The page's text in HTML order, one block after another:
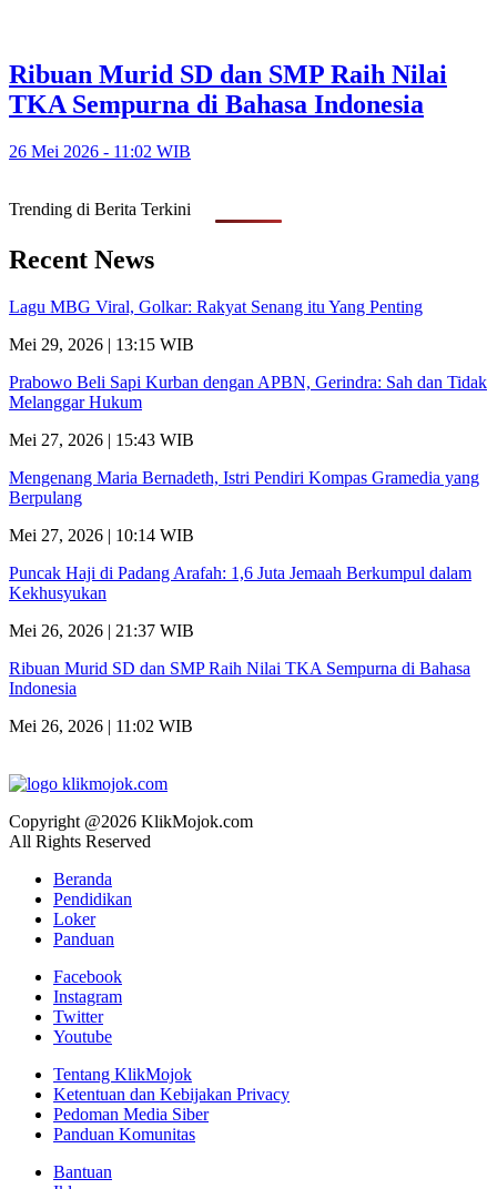
Ribuan Murid SD dan SMP Raih Nilai
TKA Sempurna di Bahasa Indonesia
26 Mei 2026 - 11:02 WIB
Trending di Berita Terkini
Recent News
Lagu MBG Viral, Golkar: Rakyat Senang itu Yang Penting
Mei 29, 2026 | 13:15 WIB
Prabowo Beli Sapi Kurban dengan APBN, Gerindra: Sah dan Tidak
Melanggar Hukum
Mei 27, 2026 | 15:43 WIB
Mengenang Maria Bernadeth, Istri Pendiri Kompas Gramedia yang
Berpulang
Mei 27, 2026 | 10:14 WIB
Puncak Haji di Padang Arafah: 1,6 Juta Jemaah Berkumpul dalam
Kekhusyukan
Mei 26, 2026 | 21:37 WIB
Ribuan Murid SD dan SMP Raih Nilai TKA Sempurna di Bahasa
Indonesia
Mei 26, 2026 | 11:02 WIB
Copyright @2026 KlikMojok.com
All Rights Reserved
Beranda
Pendidikan
Loker
Panduan
Facebook
Instagram
Twitter
Youtube
Tentang KlikMojok
Ketentuan dan Kebijakan Privacy
Pedoman Media Siber
Panduan Komunitas
Bantuan